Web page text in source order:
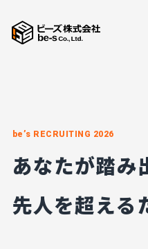
be’s RECRUITING 2026
あなたが踏み
先人を超える